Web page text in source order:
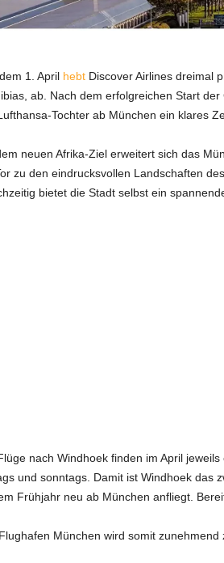
1. April hebt Discover Airlines dreimal
ab. Nach dem erfolgreichen Start
Tochter ab München ein klares
neuen Afrika-Ziel erweitert sich das
zu den eindrucksvollen Landschaften
bietet die Stadt selbst ein
nach Windhoek finden im April
und sonntags. Damit ist Windhoek das
Frühjahr neu ab München anfliegt.
München wird somit